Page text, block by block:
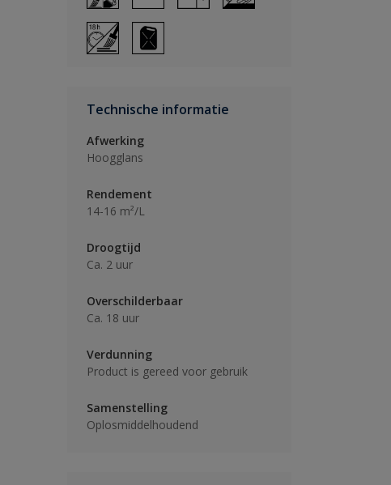
Technische informatie
Afwerking
Hoogglans
Rendement
14-16 m²/L
Droogtijd
Ca. 2 uur
Overschilderbaar
Ca. 18 uur
Verdunning
Product is gereed voor gebruik
Samenstelling
Oplosmiddelhoudend